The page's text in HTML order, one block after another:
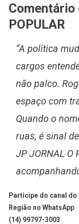
Comentário
POPULAR
“A política
cargos
não palco.
espaço com
Quando o
ruas, é sinal
JP JORNAL O
Participe do canal do
Região no WhatsApp
(14) 99797-3003